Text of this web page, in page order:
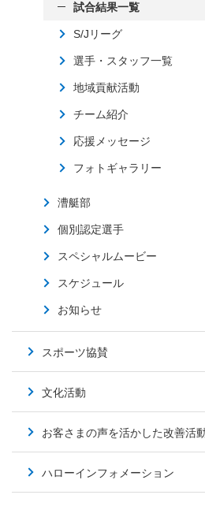
試合結果一覧
S/Jリーグ
選手・スタッフ一覧
地域貢献活動
チーム紹介
応援メッセージ
フォトギャラリー
漕艇部
個別認定選手
スペシャルムービー
スケジュール
お知らせ
スポーツ協賛
文化活動
お客さまの声を活かした改善活
ハローインフォメーション